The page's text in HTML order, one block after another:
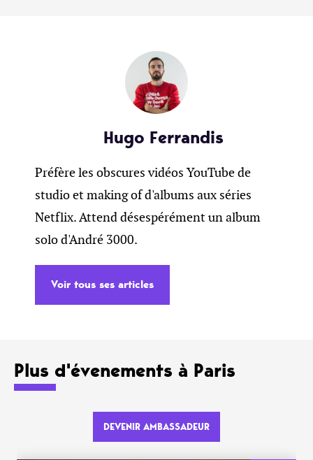
Hugo Ferrandis
Préfère les obscures vidéos YouTube de
studio et making of d'albums aux séries
Netflix. Attend désespérément un album
solo d'André 3000.
Voir tous ses articles
Plus d'évenements à Paris
DEVENIR AMBASSADEUR